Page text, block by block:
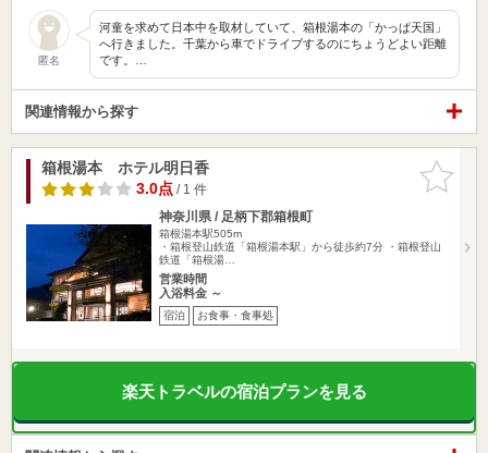
匿名
河童を求めて日本中を取材していて、箱根湯本の「かっぱ天国」
へ行きました。千葉から車でドライブするのにちょうどよい距離
です。…
関連情報から探す
お気に入
りに追加
箱根湯本 ホテル明日香
3.0点/ 1 件
神奈川県 / 足柄下郡箱根町
箱根湯本駅505m
・箱根登山鉄道「箱根湯本駅」から徒歩約7分 ・箱根登山
鉄道「箱根湯…
営業時間
入浴料金 ～
宿泊 お食事・食事処
楽天トラベルの宿泊プランを見る